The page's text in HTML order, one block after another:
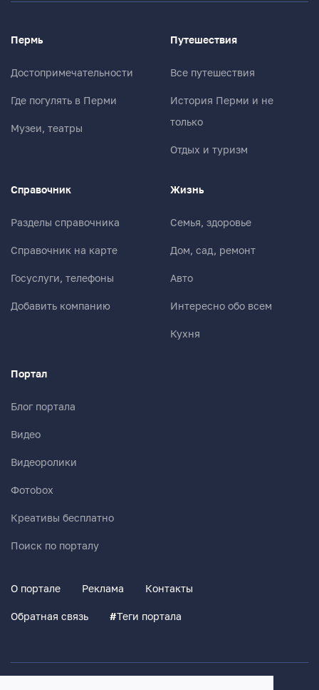
Пермь
Достопримечательности
Где погулять в Перми
Музеи, театры
Путешествия
Все путешествия
История Перми и не
только
Отдых и туризм
Справочник
Разделы справочника
Справочник на карте
Госуслуги, телефоны
Добавить компанию
Жизнь
Семья, здоровье
Дом, сад, ремонт
Авто
Интересно обо всем
Кухня
Портал
Блог портала
Видео
Видеоролики
Фотоbox
Креативы бесплатно
Поиск по порталу
О портале Реклама Контакты
Обратная связь #Теги портала